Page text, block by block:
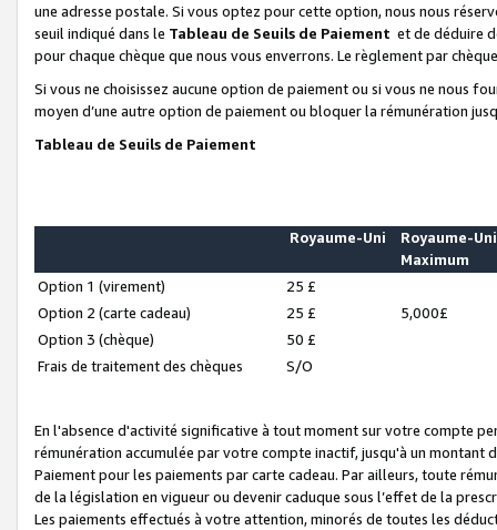
une adresse postale. Si vous optez pour cette option, nous nous
seuil indiqué dans le Tableau de Seuils de Paiement et de déduire
pour chaque chèque que nous vous enverrons. Le règlement par
Si vous ne choisissez aucune option de paiement ou si vous ne nous
moyen d’une autre option de paiement ou bloquer la rémunération
Tableau de Seuils de Paiement
Royaume-Uni
Royaume-Uni
Maximum
Option 1 (virement)
25 £
Option 2 (carte cadeau)
25 £
5,000£
Option 3 (chèque)
50 £
Frais de traitement des chèques
S/O
En l'absence d'activité significative à tout moment sur votre compte
rémunération accumulée par votre compte inactif, jusqu'à un montant
Paiement pour les paiements par carte cadeau. Par ailleurs, toute
de la législation en vigueur ou devenir caduque sous l’effet de la
Les paiements effectués à votre attention, minorés de toutes les